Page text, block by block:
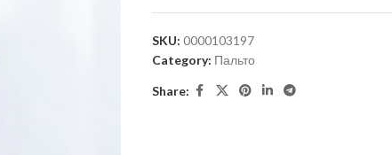
SKU: 0000103197
Category: Пальто
Share: